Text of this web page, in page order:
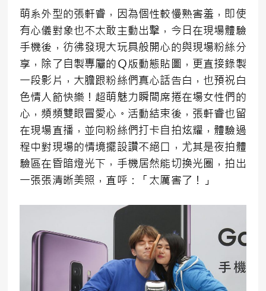
萌系外型的張軒睿，因為個性較慢熟害羞，即使
有心儀對象也不太敢主動出擊，今日在現場體驗
手機後，彷彿發現大玩具般開心的與現場粉絲分
享，除了自製專屬的Ｑ版動態貼圖，更直接錄製
一段影片，大膽跟粉絲們真心話告白，也預祝白
色情人節快樂！超萌魅力瞬間席捲在場女性們的
心，頻頻雙眼冒愛心。活動結束後，張軒睿也留
在現場直播，並向粉絲們打卡自拍炫耀，體驗過
程中對現場的情境擺設讚不絕口，尤其是夜拍體
驗區在昏暗燈光下，手機居然能切換光圈，拍出
一張張清晰美照，直呼：「太厲害了！」